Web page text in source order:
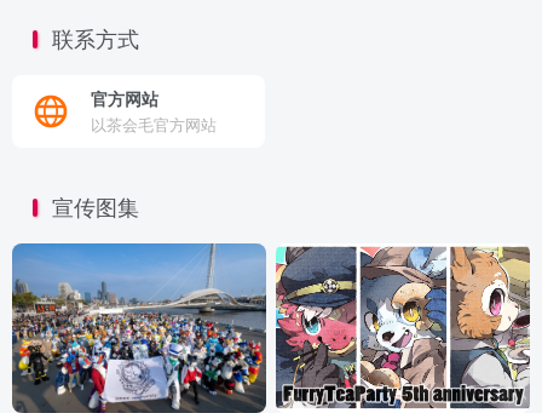
联系方式
官方网站
以茶会毛官方网站
宣传图集